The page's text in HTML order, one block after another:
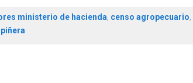
ministerio de hacienda, censo agropecuario,
piñera